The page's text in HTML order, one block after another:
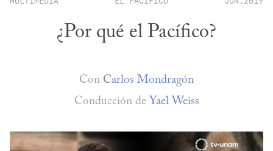
¿Por qué el Pacífico?
Con Carlos Mondragón
Conducción de Yael Weiss